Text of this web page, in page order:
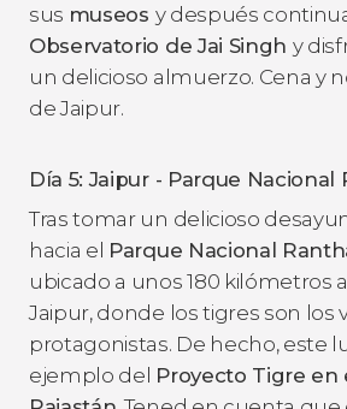
sus museos y después
Observatorio de Jai Singh y
un delicioso almuerzo. Cena y
de Jaipur.
Día 5: Jaipur - Parque
Tras tomar un delicioso
hacia el Parque Nacional
ubicado a unos 180 kilómetros
Jaipur, donde los tigres son los
protagonistas. De hecho, este
ejemplo del Proyecto Tigre en